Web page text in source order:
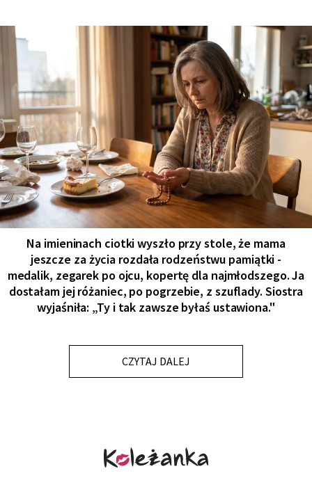
Na imieninach ciotki wyszło przy stole, że mama
jeszcze za życia rozdała rodzeństwu pamiątki -
medalik, zegarek po ojcu, kopertę dla najmłodszego. Ja
dostałam jej różaniec, po pogrzebie, z szuflady. Siostra
wyjaśniła: „Ty i tak zawsze byłaś ustawiona."
CZYTAJ DALEJ